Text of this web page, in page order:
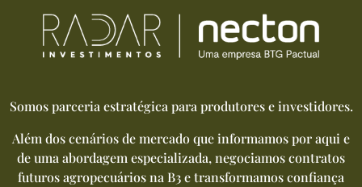
Somos parceria estratégica para produtores e investidores.
Além dos cenários de mercado que informamos por aqui e
de uma abordagem especializada, negociamos contratos
futuros agropecuários na B3 e transformamos confiança